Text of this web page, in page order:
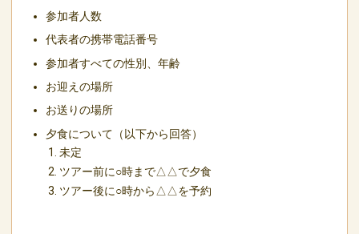
参加者人数
代表者の携帯電話番号
参加者すべての性別、年齢
お迎えの場所
お送りの場所
夕食について（以下から回答）
1. 未定
2. ツアー前に○時まで△△で夕食
3. ツアー後に○時から△△を予約